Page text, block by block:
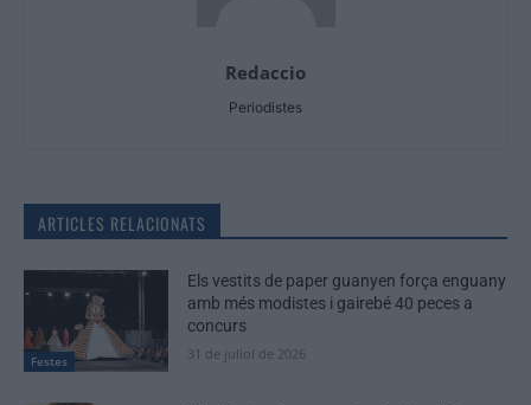
Redaccio
Periodistes
ARTICLES RELACIONATS
Festes
Els vestits de paper guanyen força enguany
amb més modistes i gairebé 40 peces a
concurs
31 de juliol de 2026